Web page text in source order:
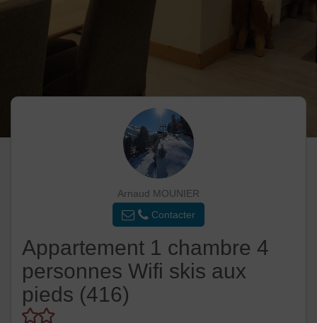
Arnaud MOUNIER
Contacter
Appartement 1 chambre 4
personnes Wifi skis aux
pieds (416)